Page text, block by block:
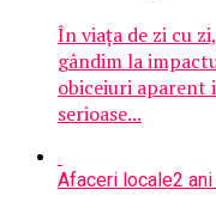
În viața de zi cu
gândim la
obiceiuri aparent
serioase...
Afaceri locale2